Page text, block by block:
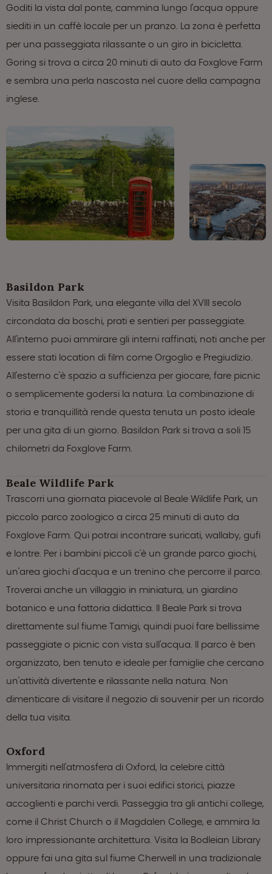
Goditi la vista dal ponte, cammina lungo l'acqua oppure
siediti in un caffè locale per un pranzo. La zona è perfetta
per una passeggiata rilassante o un giro in bicicletta.
Goring si trova a circa 20 minuti di auto da Foxglove Farm
e sembra una perla nascosta nel cuore della campagna
inglese.
Basildon Park
Visita Basildon Park, una elegante villa del XVIII secolo
circondata da boschi, prati e sentieri per passeggiate.
All'interno puoi ammirare gli interni raffinati, noti anche per
essere stati location di film come Orgoglio e Pregiudizio.
All'esterno c'è spazio a sufficienza per giocare, fare picnic
o semplicemente godersi la natura. La combinazione di
storia e tranquillità rende questa tenuta un posto ideale
per una gita di un giorno. Basildon Park si trova a soli 15
chilometri da Foxglove Farm.
Beale Wildlife Park
Trascorri una giornata piacevole al Beale Wildlife Park, un
piccolo parco zoologico a circa 25 minuti di auto da
Foxglove Farm. Qui potrai incontrare suricati, wallaby, gufi
e lontre. Per i bambini piccoli c'è un grande parco giochi,
un'area giochi d'acqua e un trenino che percorre il parco.
Troverai anche un villaggio in miniatura, un giardino
botanico e una fattoria didattica. Il Beale Park si trova
direttamente sul fiume Tamigi, quindi puoi fare bellissime
passeggiate o picnic con vista sull'acqua. Il parco è ben
organizzato, ben tenuto e ideale per famiglie che cercano
un'attività divertente e rilassante nella natura. Non
dimenticare di visitare il negozio di souvenir per un ricordo
della tua visita.
Oxford
Immergiti nell'atmosfera di Oxford, la celebre città
universitaria rinomata per i suoi edifici storici, piazze
accoglienti e parchi verdi. Passeggia tra gli antichi college,
come il Christ Church o il Magdalen College, e ammira la
loro impressionante architettura. Visita la Bodleian Library
oppure fai una gita sul fiume Cherwell in una tradizionale